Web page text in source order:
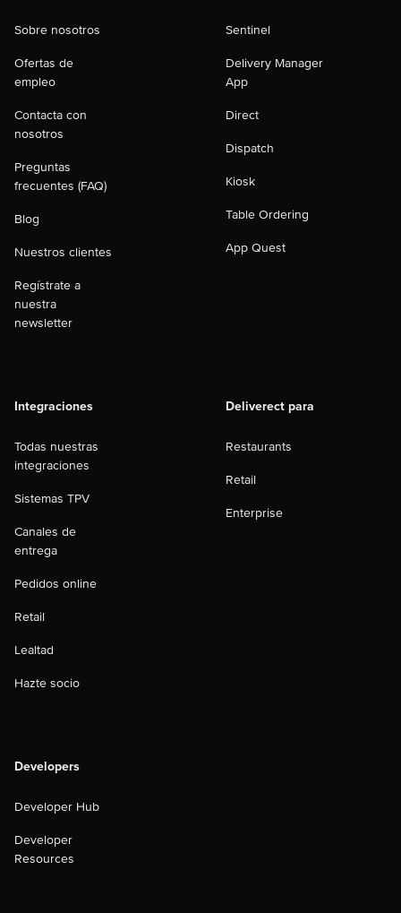
Sobre nosotros
Ofertas de
empleo
Contacta con
nosotros
Preguntas
frecuentes (FAQ)
Blog
Nuestros clientes
Regístrate a
nuestra
newsletter
Sentinel
Delivery Manager
App
Direct
Dispatch
Kiosk
Table Ordering
App Quest
Integraciones
Todas nuestras
integraciones
Sistemas TPV
Canales de
entrega
Pedidos online
Retail
Lealtad
Hazte socio
Deliverect para
Restaurants
Retail
Enterprise
Developers
Developer Hub
Developer
Resources